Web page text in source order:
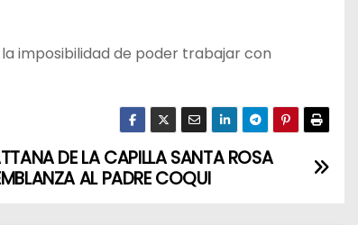
imposibilidad de poder trabajar con
DE LA CAPILLA SANTA ROSA
AL PADRE COQUI